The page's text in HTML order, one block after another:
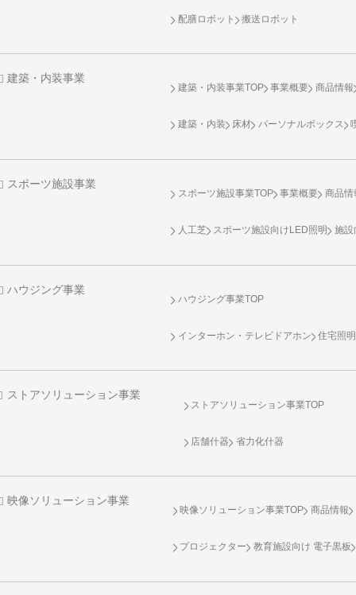
配膳ロボット 搬送ロボット
建築・内装事業
建築・内装事業TOP 事業概要 商品情報
建築・内装 床材 パーソナルボックス
スポーツ施設事業
スポーツ施設事業TOP 事業概要 商品情
人工芝 スポーツ施設向け LED照明 施設
ハウジング事業
ハウジング事業TOP
インターホン・テレビドアホン 住宅照明
ストアソリューション事業
ストアソリューション事業TOP
店舗什器 省力化什器
映像ソリューション事業
映像ソリューション事業TOP 商品情報
プロジェクター 教育施設向け 電子黒板